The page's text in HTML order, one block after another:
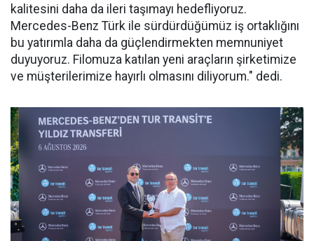
kalitesini daha da ileri taşımayı hedefliyoruz.
Mercedes-Benz Türk ile sürdürdüğümüz iş ortaklığını
bu yatırımla daha da güçlendirmekten memnuniyet
duyuyoruz. Filomuza katılan yeni araçların şirketimize
ve müşterilerimize hayırlı olmasını diliyorum." dedi.